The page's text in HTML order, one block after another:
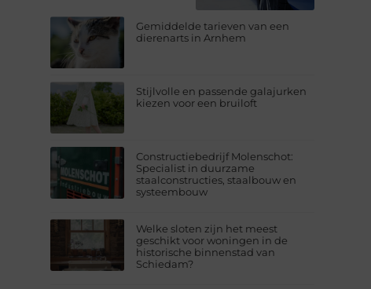
Gemiddelde tarieven van een
dierenarts in Arnhem
Stijlvolle en passende galajurken
kiezen voor een bruiloft
Constructiebedrijf Molenschot:
Specialist in duurzame
staalconstructies, staalbouw en
systeembouw
Welke sloten zijn het meest
geschikt voor woningen in de
historische binnenstad van
Schiedam?